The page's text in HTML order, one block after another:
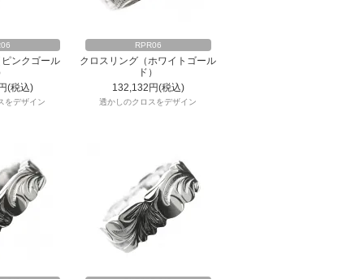
ンクゴール
(税込)
をデザイン
RPR06
クロスリング（ホワイトゴール
ド）
132,132円(税込)
透かしのクロスをデザイン